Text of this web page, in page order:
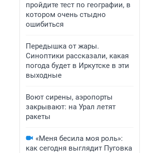
пройдите тест по географии, в
котором очень стыдно
ошибиться
Передышка от жары.
Синоптики рассказали, какая
погода будет в Иркутске в эти
выходные
Воют сирены, аэропорты
закрывают: на Урал летят
ракеты
«Меня бесила моя роль»:
как сегодня выглядит Пуговка